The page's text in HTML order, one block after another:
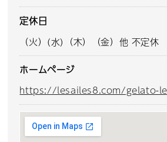
定休日
（火）(水)（木）（金）他 不定休
ホームページ
https://lesailes8.com/gelato-